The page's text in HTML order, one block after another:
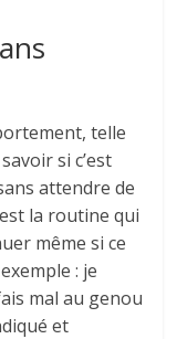
telle
si c’est
attendre de
la routine qui
même si ce
: je
mal au genou
et